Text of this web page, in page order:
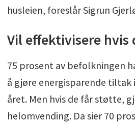
husleien, foreslår Sigrun
Vil effektivisere hvis
75 prosent av befolkningen
å gjøre energisparende
året. Men hvis de får støtte,
helomvending. Da sier 70